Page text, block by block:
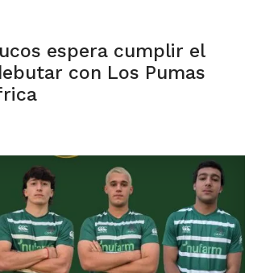
espera cumplir el
con Los Pumas